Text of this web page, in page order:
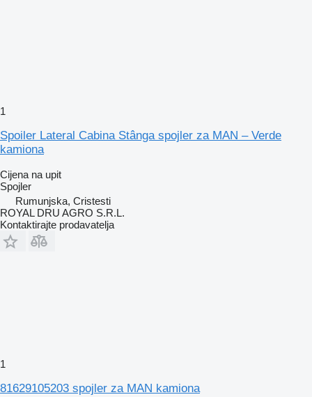
1
Spoiler Lateral Cabina Stânga spojler za MAN – Verde
kamiona
Cijena na upit
Spojler
Rumunjska, Cristesti
ROYAL DRU AGRO S.R.L.
Kontaktirajte prodavatelja
1
81629105203 spojler za MAN kamiona